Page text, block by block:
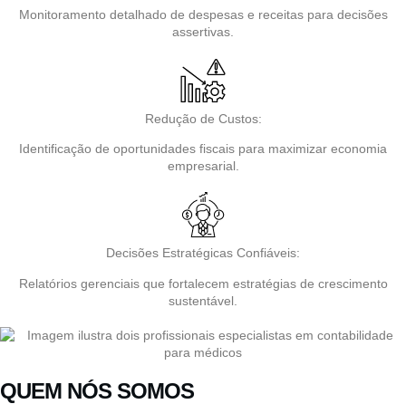
Monitoramento detalhado de despesas e receitas para decisões
assertivas.
Redução de Custos:
Identificação de oportunidades fiscais para maximizar economia
empresarial.
Decisões Estratégicas Confiáveis:
Relatórios gerenciais que fortalecem estratégias de crescimento
sustentável.
QUEM NÓS SOMOS